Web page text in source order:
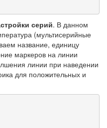
серий. В данном
(мультисерийные
название, единицу
маркеров на линии
линии при наведении
для положительных и